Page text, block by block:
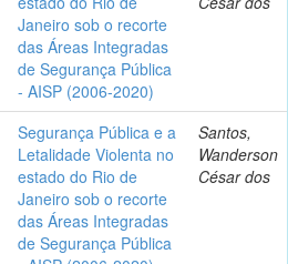
Janeiro sob o recorte
das Áreas Integradas
de Segurança Pública
- AISP (2006-2020)
Segurança Pública e a
Letalidade Violenta no
estado do Rio de
Janeiro sob o recorte
das Áreas Integradas
de Segurança Pública
Santos,
Wanderson
César dos